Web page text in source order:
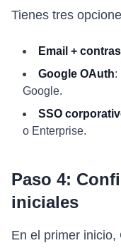
Tienes tres
Email +
Google OAuth:
Google.
SSO
o Enterprise.
Paso 4:
iniciales
En el primer inicio,